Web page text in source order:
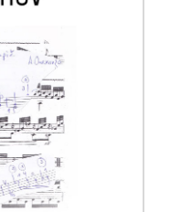
Concerto pour
Guitare et un autre
Musique de